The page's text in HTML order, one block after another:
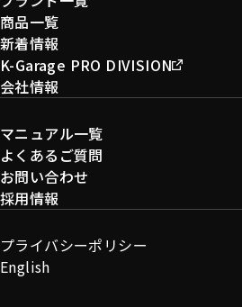
商品一覧
新着情報
K-Garage PRO DIVISION
会社情報
マニュアル一覧
よくあるご質問
お問い合わせ
採用情報
プライバシーポリシー
English